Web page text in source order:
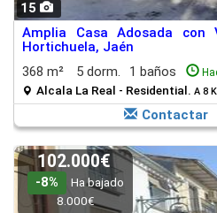
15
Amplia Casa Adosada con
Hortichuela, Jaén
368 m²
5 dorm. 1 baños
Alcala La Real - Residential. A 8
Contactar
102.000€
-8%
Ha bajado
8.000€